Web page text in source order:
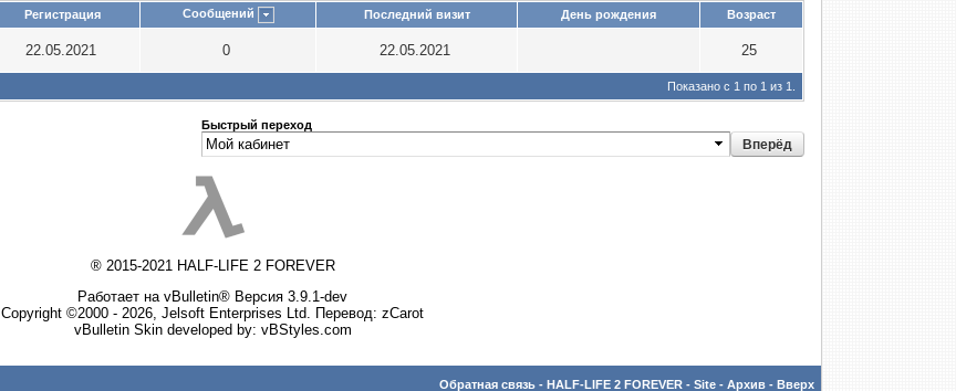
Регистрация Сообщений Последний визит День рождения Возраст
22.05.2021 0 22.05.2021 25
Показано с 1 по 1 из 1.
Быстрый переход
® 2015-2021 HALF-LIFE 2 FOREVER
Работает на vBulletin® Версия 3.9.1-dev
Copyright ©2000 - 2026, Jelsoft Enterprises Ltd. Перевод: zCarot
vBulletin Skin developed by: vBStyles.com
Обратная связь - HALF-LIFE 2 FOREVER - Site - Архив - Вверх